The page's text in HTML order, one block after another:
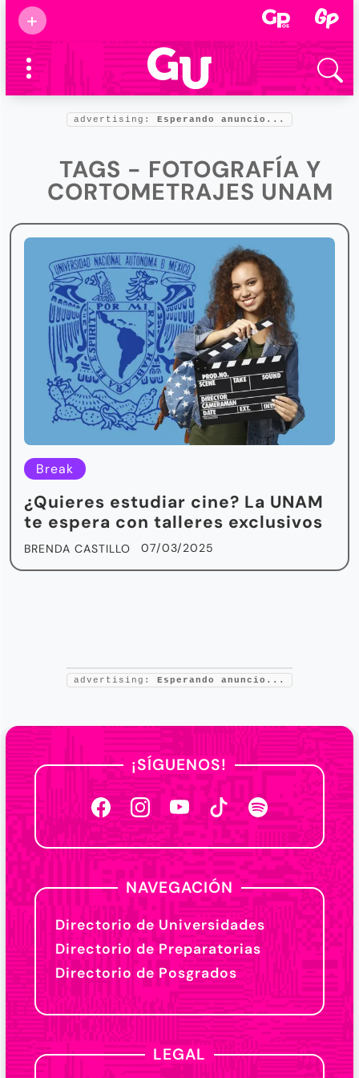
+
Supermamás
2025
Marcas de
confianza
Foro salud
advertising: Esperando anuncio...
TAGS - FOTOGRAFÍA Y
CORTOMETRAJES UNAM
Break
¿Quieres estudiar cine? La UNAM
te espera con talleres exclusivos
BRENDA CASTILLO 07/03/2025
advertising: Esperando anuncio...
¡SÍGUENOS!
NAVEGACIÓN
Directorio de Universidades
Directorio de Preparatorias
Directorio de Posgrados
LEGAL